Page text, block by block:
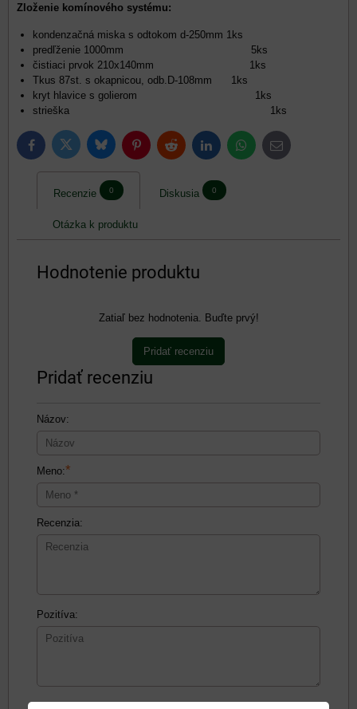
Zloženie komínového systému:
kondenzačná miska s odtokom d-250mm 1ks
predľženie 1000mm 5ks
čistiaci prvok 210x140mm 1ks
Tkus 87st. s okapnicou, odb.D-108mm 1ks
kryt hlavice s golierom 1ks
strieška 1ks
FacebookTwitter BlueskyPinterestReddit LinkedInWhatsApp
E-
mail
Recenzie 0 Diskusia 0
Otázka k produktu
Hodnotenie produktu
Zatiaľ bez hodnotenia. Buďte prvý!
Pridať recenziu
Pridať recenziu
Názov:
Meno:*
Recenzia:
Pozitíva: